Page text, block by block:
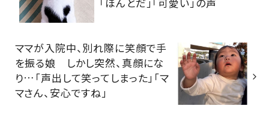
ママが入院中、別れ際に笑顔で手
を振る娘 しかし突然、真顔にな
り…「声出して笑ってしまった」「マ
マさん、安心ですね」